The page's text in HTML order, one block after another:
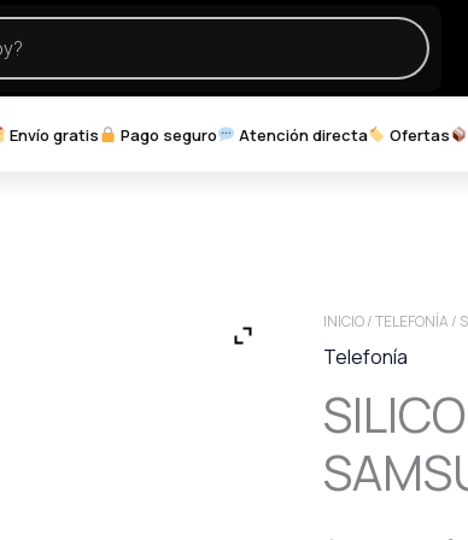
Envío gratis Pago seguro Atención directa Ofertas
INICIO/TELEFONÍA /
Telefonía